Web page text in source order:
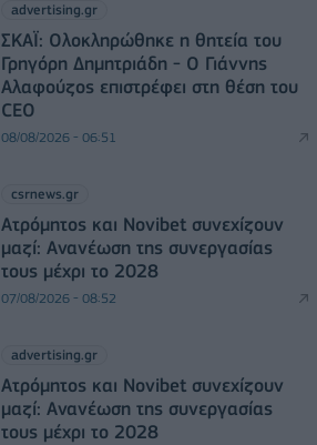
advertising.gr
ΣΚΑΪ: Ολοκληρώθηκε η θητεία του
Γρηγόρη Δημητριάδη - Ο Γιάννης
Αλαφούζος επιστρέφει στη θέση του
CEO
08/08/2026 - 06:51
csrnews.gr
Ατρόμητος και Novibet συνεχίζουν
μαζί: Ανανέωση της συνεργασίας
τους μέχρι το 2028
07/08/2026 - 08:52
advertising.gr
Ατρόμητος και Novibet συνεχίζουν
μαζί: Ανανέωση της συνεργασίας
τους μέχρι το 2028